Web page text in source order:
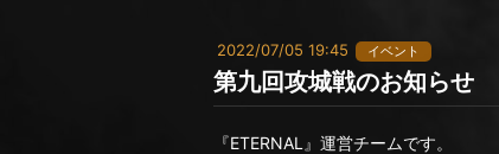
2022/07/05 19:45 イベント
第九回攻城戦のお知らせ
『ETERNAL』運営チームです。